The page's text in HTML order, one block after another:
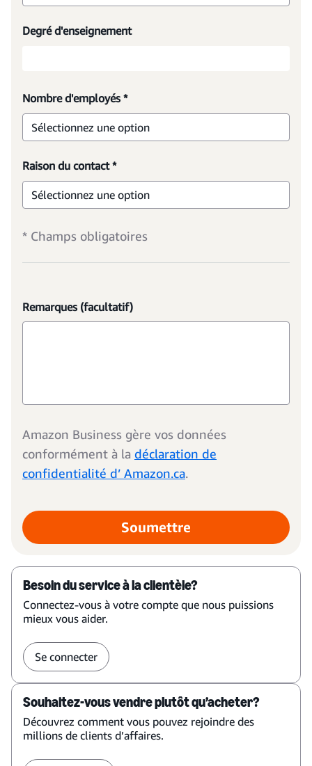
Degré d'enseignement
Nombre d'employés *
Sélectionnez une option
Raison du contact *
Sélectionnez une option
* Champs obligatoires
Remarques (facultatif)
Amazon Business gère vos données
conformément à la déclaration de
confidentialité d’ Amazon.ca.
Soumettre
Besoin du service à la clientèle?
Connectez-vous à votre compte que nous puissions
mieux vous aider.
Se connecter
Souhaitez-vous vendre plutôt qu’acheter?
Découvrez comment vous pouvez rejoindre des
millions de clients d’affaires.